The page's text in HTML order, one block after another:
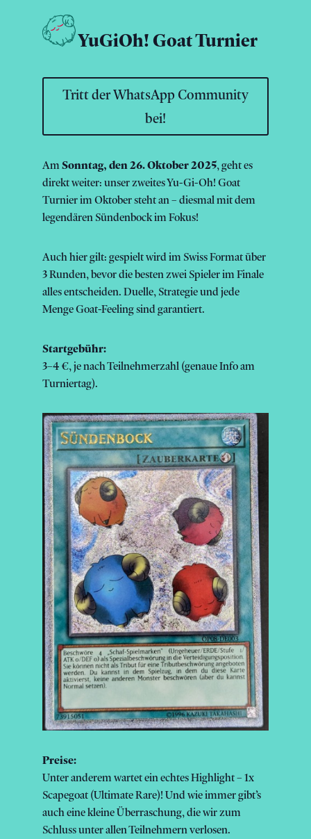
YuGiOh! Goat Turnier
Tritt der WhatsApp Community
bei!
AmSonntag, den 26. Oktober 2025, geht es
direkt weiter: unser zweites Yu-Gi-Oh! Goat
Turnier im Oktober steht an – diesmal mit dem
legendären Sündenbock im Fokus!
Auch hier gilt: gespielt wird im Swiss Format über
3 Runden, bevor die besten zwei Spieler im Finale
alles entscheiden. Duelle, Strategie und jede
Menge Goat-Feeling sind garantiert.
Startgebühr:
3–4 €, je nach Teilnehmerzahl (genaue Info am
Turniertag).
Preise:
Unter anderem wartet ein echtes Highlight – 1x
Scapegoat (Ultimate Rare)! Und wie immer gibt’s
auch eine kleine Überraschung, die wir zum
Schluss unter allen Teilnehmern verlosen.